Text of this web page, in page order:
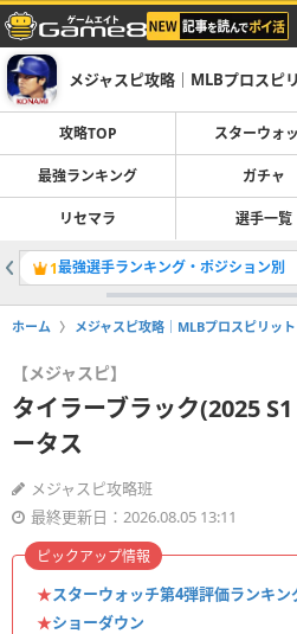
メジャスピ攻略｜MLBプロスピ
攻略TOP スターウォ
最強ランキング ガチャ
リセマラ 選手一覧
1最強選手ランキング・ポジション別
ホーム メジャスピ攻略｜MLBプロスピリット
【メジャスピ】
タイラーブラック(2025
ータス
メジャスピ攻略班
最終更新日：2026.08.05 13:11
★スターウォッチ第4弾評価ランキン
★ショーダウン
ピックアップ情報